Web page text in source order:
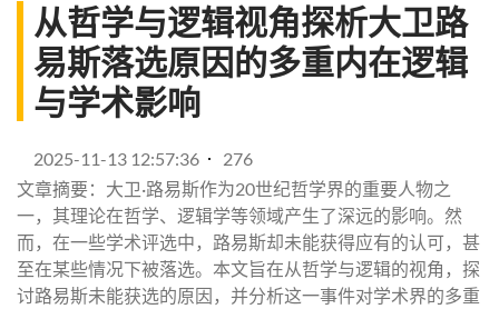
从哲学与逻辑视角探析大卫路
易斯落选原因的多重内在逻辑
与学术影响
2025-11-13 12:57:36
276
文章摘要：大卫·路易斯作为20世纪哲学界的重要人物之
一，其理论在哲学、逻辑学等领域产生了深远的影响。然
而，在一些学术评选中，路易斯却未能获得应有的认可，甚
至在某些情况下被落选。本文旨在从哲学与逻辑的视角，探
讨路易斯未能获选的原因，并分析这一事件对学术界的多重